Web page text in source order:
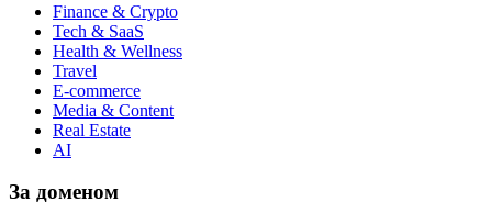
Finance & Crypto
Tech & SaaS
Health & Wellness
Travel
E-commerce
Media & Content
Real Estate
AI
За доменом